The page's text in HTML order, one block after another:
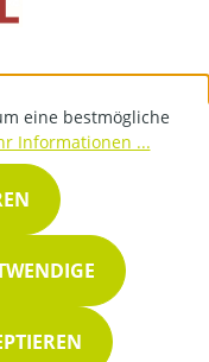
eine bestmögliche
Informationen ...